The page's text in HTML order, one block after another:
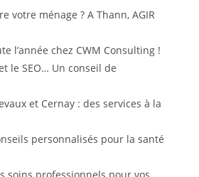
votre ménage ? A Thann, AGIR
l’année chez CWM Consulting !
le SEO… Un conseil de
et Cernay : des services à la
personnalisés pour la santé